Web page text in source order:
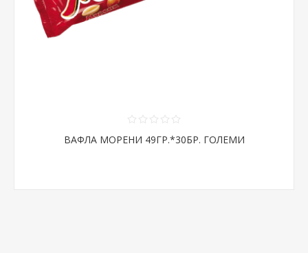
ВАФЛА МОРЕНИ 49ГР.*30БР. ГОЛЕМИ